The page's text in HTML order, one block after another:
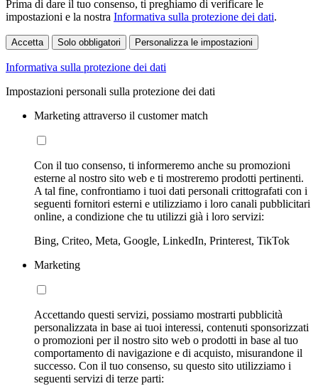
Prima di dare il tuo consenso, ti preghiamo di verificare le
impostazioni e la nostra Informativa sulla protezione dei dati.
Accetta Solo obbligatori Personalizza le impostazioni
Informativa sulla protezione dei dati
Impostazioni personali sulla protezione dei dati
Marketing attraverso il customer match
Con il tuo consenso, ti informeremo anche su promozioni
esterne al nostro sito web e ti mostreremo prodotti pertinenti.
A tal fine, confrontiamo i tuoi dati personali crittografati con i
seguenti fornitori esterni e utilizziamo i loro canali pubblicitari
online, a condizione che tu utilizzi già i loro servizi:
Bing, Criteo, Meta, Google, LinkedIn, Printerest, TikTok
Marketing
Accettando questi servizi, possiamo mostrarti pubblicità
personalizzata in base ai tuoi interessi, contenuti sponsorizzati
o promozioni per il nostro sito web o prodotti in base al tuo
comportamento di navigazione e di acquisto, misurandone il
successo. Con il tuo consenso, su questo sito utilizziamo i
seguenti servizi di terze parti: